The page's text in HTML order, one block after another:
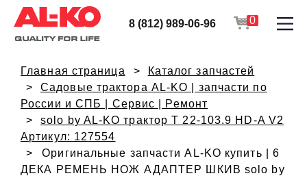
8 (812) 989-06-96 0
Главная страница
Каталог запчастей
Садовые трактора AL-KO | запчасти по
России и СПБ | Сервис | Ремонт
solo by AL-KO трактор T 22-103.9 HD-A V2
Артикул: 127554
Оригинальные запчасти AL-KO купить | 6
ДЕКА РЕМЕНЬ НОЖ АДАПТЕР ШКИВ solo by